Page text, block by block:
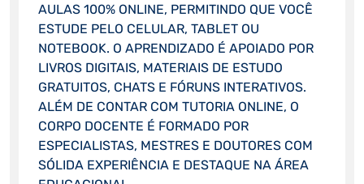
AULAS 100% ONLINE, PERMITINDO QUE VOCÊ
ESTUDE PELO CELULAR, TABLET OU
NOTEBOOK. O APRENDIZADO É APOIADO POR
LIVROS DIGITAIS, MATERIAIS DE ESTUDO
GRATUITOS, CHATS E FÓRUNS INTERATIVOS.
ALÉM DE CONTAR COM TUTORIA ONLINE, O
CORPO DOCENTE É FORMADO POR
ESPECIALISTAS, MESTRES E DOUTORES COM
SÓLIDA EXPERIÊNCIA E DESTAQUE NA ÁREA